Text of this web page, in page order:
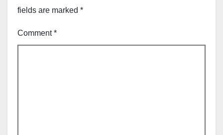
fields are marked *
Comment*